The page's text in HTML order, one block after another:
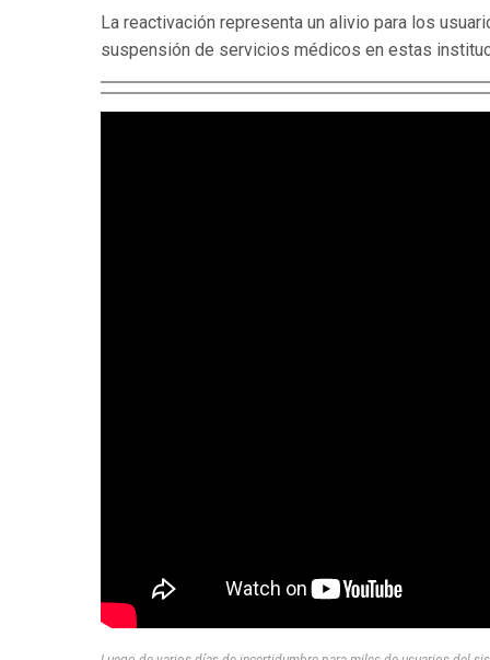
La reactivación representa un alivio para los
suspensión de servicios médicos en estas